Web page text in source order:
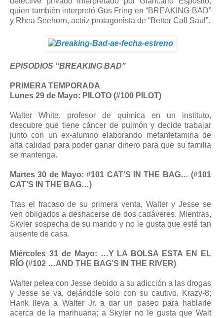
quien también interpretó Gus Fring en “BREAKING BAD”
y Rhea Seehorn, actriz protagonista de “Better Call Saul”.
EPISODIOS “BREAKING BAD”
PRIMERA TEMPORADA
Lunes 29 de Mayo: PILOTO (#100 PILOT)
Walter White, profesor de química en un instituto,
descubre que tiene cáncer de pulmón y decide trabajar
junto con un ex-alumno elaborando metanfetamina de
alta calidad para poder ganar dinero para que su familia
se mantenga.
Martes 30 de Mayo: #101 CAT’S IN THE BAG… (#101
CAT’S IN THE BAG…)
Tras el fracaso de su primera venta, Walter y Jesse se
ven obligados a deshacerse de dos cadáveres. Mientras,
Skyler sospecha de su marido y no le gusta que esté tan
ausente de casa.
Miércoles 31 de Mayo: …Y LA BOLSA ESTA EN EL
RÍO (#102 …AND THE BAG’S IN THE RIVER)
Walter pelea con Jesse debido a su adicción a las drogas
y Jesse se va, dejándole solo con su cautivo, Krazy-8;
Hank lleva a Walter Jr. a dar un paseo para hablarle
acerca de la marihuana; a Skyler no le gusta que Walt